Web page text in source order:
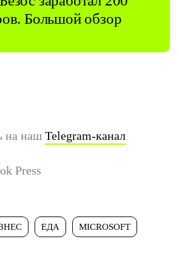
Большой обзор
на наш Telegram-канал
Press
ЕДА MICROSOFT